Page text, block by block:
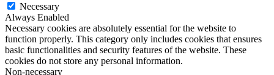
Necessary
Always Enabled
Necessary cookies are absolutely essential for the website to
function properly. This category only includes cookies that ensures
basic functionalities and security features of the website. These
cookies do not store any personal information.
Non-necessary